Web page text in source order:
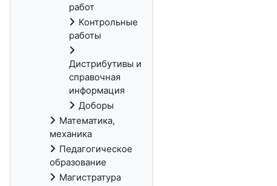
работ
Контрольные
работы
Дистрибутивы и
справочная
информация
Доборы
Математика,
механика
Педагогическое
образование
Магистратура